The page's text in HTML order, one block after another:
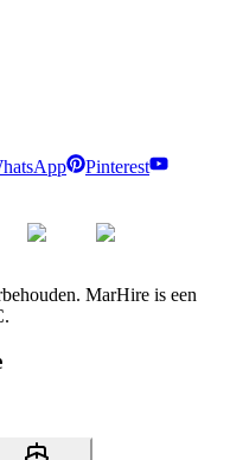
Pinterest
MarHire is een